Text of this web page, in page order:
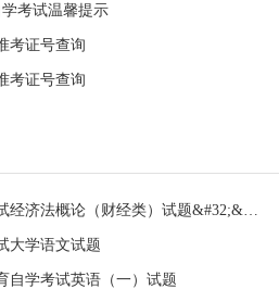
考试温馨提示
考证号查询
考证号查询
全国2024年4月自学考试经济法概论（财经类）试题&#32;&#32;
大学语文试题
自学考试英语（一）试题